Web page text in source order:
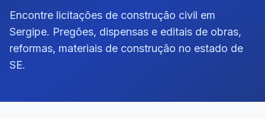
Encontre licitações de construção civil em
Sergipe. Pregões, dispensas e editais de obras,
reformas, materiais de construção no estado de
SE.